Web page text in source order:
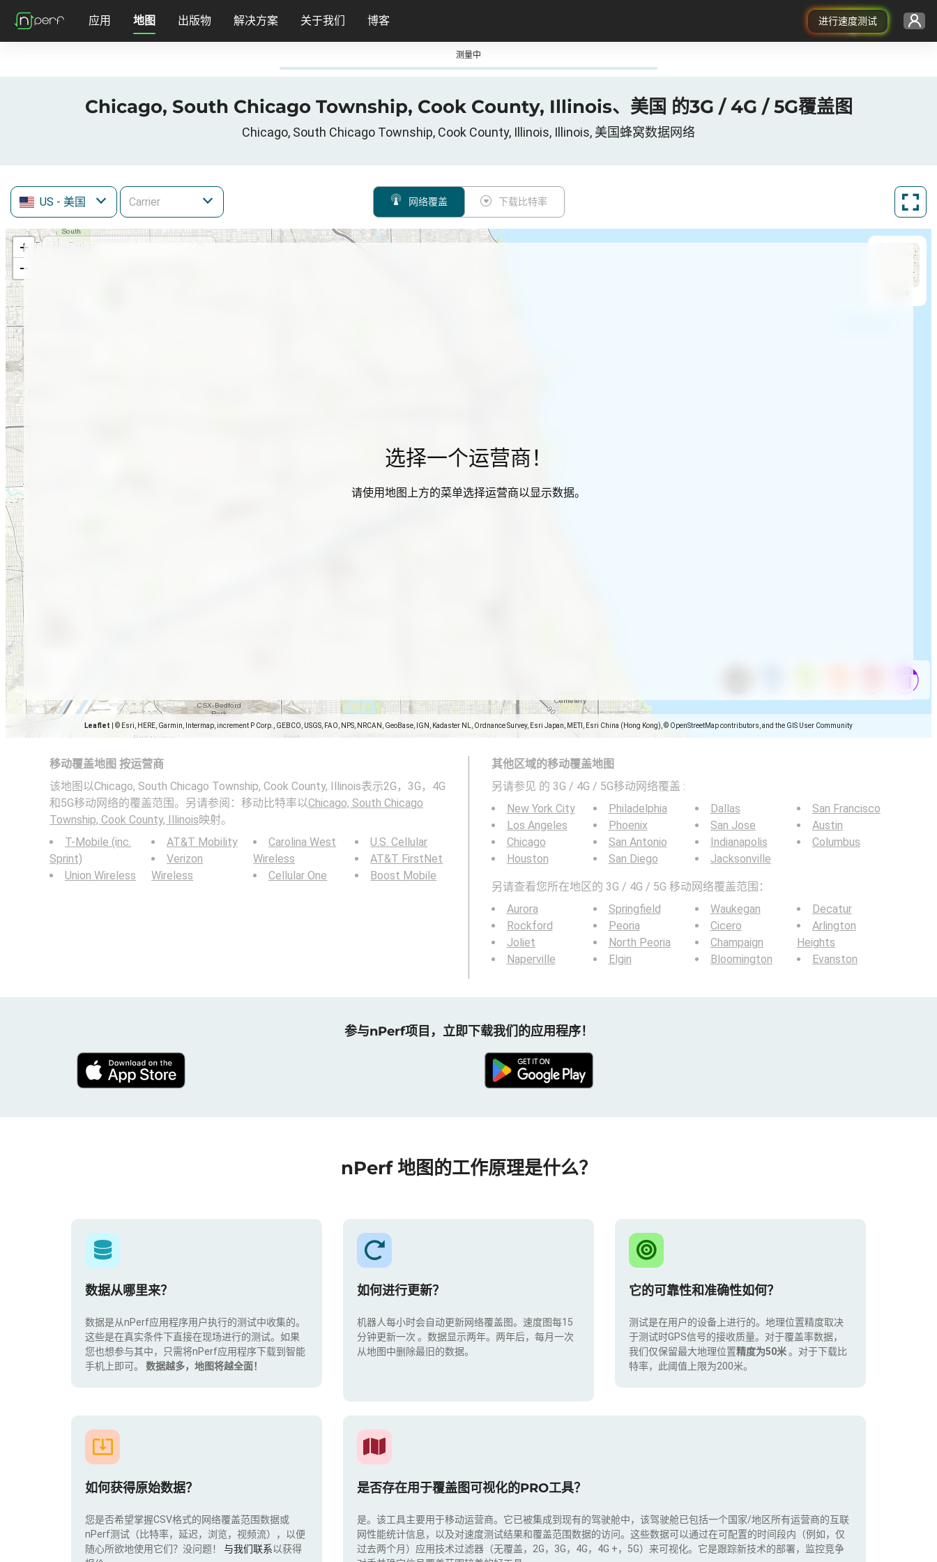
进行速度测试
应用 地图 出版物 解决方案 关于我们 博客
测量中
Chicago, South Chicago Township, Cook County, Illinois、美国 的3G / 4G / 5G覆盖图
Chicago, South Chicago Township, Cook County, Illinois, Illinois, 美国蜂窝数据网络
US - 美国 网络覆盖 下载比特率
+
−
Leaflet © Esri, HERE, Garmin, Intermap, increment P Corp., GEBCO, USGS, FAO, NPS, NRCAN, GeoBase, IGN, Kadaster NL, Ordnance Survey, Esri Japan, METI, Esri China (Hong Kong), © OpenStreetMap contributors, and the GIS User Community
选择一个运营商！
请使用地图上方的菜单选择运营商以显示数据。
移动覆盖地图 按运营商
该地图以Chicago, South Chicago Township, Cook County, Illinois表示2G，3G，4G
和5G移动网络的覆盖范围。另请参阅：移动比特率以Chicago, South Chicago
Township, Cook County, Illinois映射。
T-Mobile (inc.
Sprint)
Union Wireless
AT&T Mobility
Verizon
Wireless
Carolina West
Wireless
Cellular One
U.S. Cellular
AT&T FirstNet
Boost Mobile
其他区域的移动覆盖地图
另请参见 的 3G / 4G / 5G移动网络覆盖 :
New York City
Los Angeles
Chicago
Houston
Philadelphia
Phoenix
San Antonio
San Diego
Dallas
San Jose
Indianapolis
Jacksonville
San Francisco
Austin
Columbus
另请查看您所在地区的 3G / 4G / 5G 移动网络覆盖范围：
Aurora
Rockford
Joliet
Naperville
Springfield
Peoria
North Peoria
Elgin
Waukegan
Cicero
Champaign
Bloomington
Decatur
Arlington
Heights
Evanston
参与nPerf项目，立即下载我们的应用程序！
nPerf 地图的工作原理是什么？
数据从哪里来？
数据是从nPerf应用程序用户执行的测试中收集的。
这些是在真实条件下直接在现场进行的测试。如果
您也想参与其中，只需将nPerf应用程序下载到智能
手机上即可。 数据越多，地图将越全面！
如何进行更新？
机器人每小时会自动更新网络覆盖图。速度图每15
分钟更新一次 。数据显示两年。两年后，每月一次
从地图中删除最旧的数据。
它的可靠性和准确性如何？
测试是在用户的设备上进行的。地理位置精度取决
于测试时GPS信号的接收质量。对于覆盖率数据，
我们仅保留最大地理位置精度为50米。对于下载比
特率，此阈值上限为200米。
如何获得原始数据？
您是否希望掌握CSV格式的网络覆盖范围数据或
nPerf测试（比特率，延迟，浏览，视频流），以便
随心所欲地使用它们？没问题！ 与我们联系以获得
是否存在用于覆盖图可视化的PRO工具？
是。该工具主要用于移动运营商。它已被集成到现有的驾驶舱中，该驾驶舱已包括一个国家/地区所有运营商的互联
网性能统计信息，以及对速度测试结果和覆盖范围数据的访问。这些数据可以通过在可配置的时间段内（例如，仅
过去两个月）应用技术过滤器（无覆盖，2G，3G，4G，4G +，5G）来可视化。它是跟踪新技术的部署，监控竞争